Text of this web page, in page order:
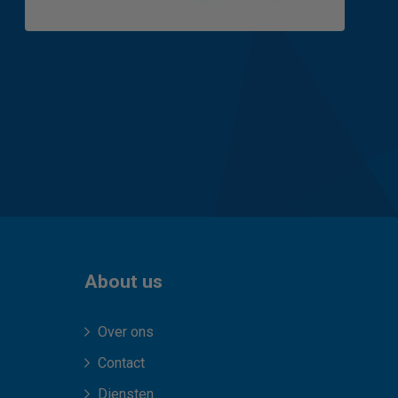
About us
Over ons
Contact
Diensten